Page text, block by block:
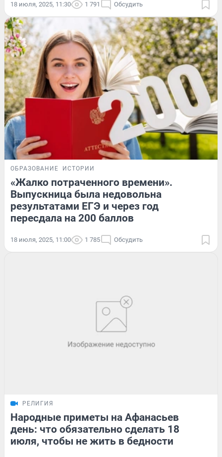
18 июля, 2025, 11:30 1 791 Обсудить
ОБРАЗОВАНИЕ ИСТОРИИ
«Жалко потраченного времени».
Выпускница была недовольна
результатами ЕГЭ и через год
пересдала на 200 баллов
18 июля, 2025, 11:00 1 785 Обсудить
РЕЛИГИЯ
Народные приметы на Афанасьев
день: что обязательно сделать 18
июля, чтобы не жить в бедности